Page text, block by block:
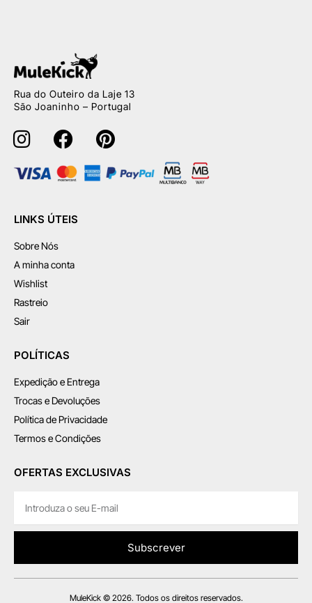
Rua do Outeiro da Laje 13
São Joaninho – Portugal
LINKS ÚTEIS
Sobre Nós
A minha conta
Wishlist
Rastreio
Sair
POLÍTICAS
Expedição e Entrega
Trocas e Devoluções
Política de Privacidade
Termos e Condições
OFERTAS EXCLUSIVAS
Subscrever
MuleKick © 2026. Todos os direitos reservados.